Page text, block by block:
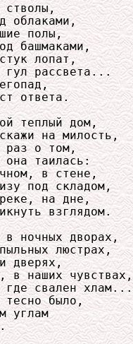
стволы,
облаками,
полы,
башмаками,
лопат,
гул рассвета...
ответа.
теплый дом,
на милость,
раз о том,
она таилась:
в стене,
под складом,
на дне,
взглядом.
в ночных дворах,
люстрах,
дверях,
в наших чувствах,
где свален хлам...
тесно было,
углам